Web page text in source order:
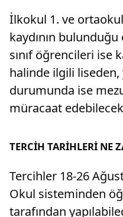
İlkokul 1. ve
kaydının bulunduğu
sınıf öğrencileri ise
halinde ilgili liseden,
durumunda ise
müracaat
TERCİH TARİHLERİ NE
Tercihler 18-26
Okul sisteminden
tarafından